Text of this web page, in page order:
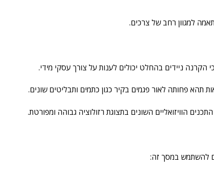
למגוון רחב של צרכים.
הקרנה ניידים בהחלט יכולים לענות על צורך עסקי מידי.
תהא פחותה לאור פגמים בקיר כגון כתמים ותבליטים שונים.
הוויזואליים השונים בתצוגת רזולוציה גבוהה ומפורטת.
להשתמש במסך זה: